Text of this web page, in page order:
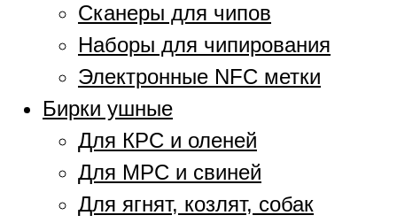
Сканеры для чипов
Наборы для чипирования
Электронные NFC метки
Бирки ушные
Для КРС и оленей
Для МРС и свиней
Для ягнят, козлят, собак